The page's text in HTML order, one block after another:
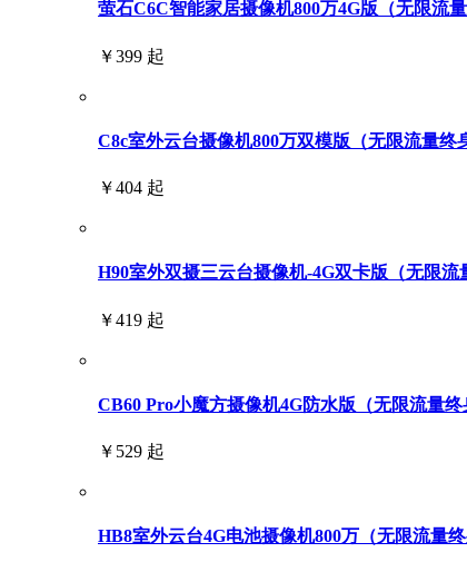
萤石C6C智能家居摄像机800万4G版（无限流量
￥399 起
C8c室外云台摄像机800万双模版（无限流量终
￥404 起
H90室外双摄三云台摄像机-4G双卡版（无限流
￥419 起
CB60 Pro小魔方摄像机4G防水版（无限流量终
￥529 起
HB8室外云台4G电池摄像机800万（无限流量